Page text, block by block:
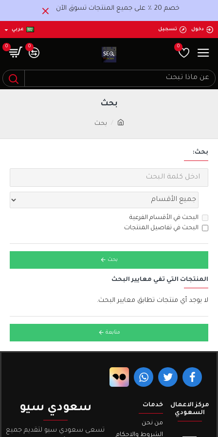
خصم 20 ٪ على جميع المنتجات تسوق الآن
دخول تسجيل عربي
0
0
0
بحث
بحث
بحث:
البحث في الأقسام الفرعية
البحث في تفاصيل المنتجات
بحث
المنتجات التي تفي معايير البحث
لا يوجد أي منتجات تطابق معايير البحث.
متابعة
مركز الاعمال
السعودي
خدمات
من نحن
الشروط والاحكام
سعودي سيو
تسعى سعودي سيو لتقديم جميع